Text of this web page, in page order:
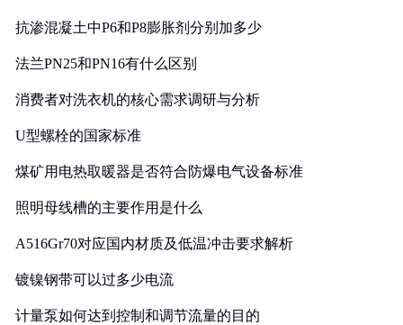
抗渗混凝土中P6和P8膨胀剂分别加多少
法兰PN25和PN16有什么区别
消费者对洗衣机的核心需求调研与分析
U型螺栓的国家标准
煤矿用电热取暖器是否符合防爆电气设备标准
照明母线槽的主要作用是什么
A516Gr70对应国内材质及低温冲击要求解析
镀镍钢带可以过多少电流
计量泵如何达到控制和调节流量的目的